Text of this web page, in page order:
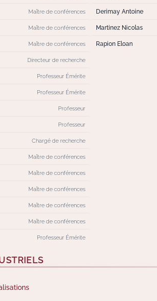
Maître de conférences
Maître de conférences
Maître de conférences
Directeur de recherche
Professeur Émérite
Professeur Émérite
Professeur
Professeur
Chargé de recherche
Maître de conférences
Maître de conférences
Maître de conférences
Maître de conférences
Maître de conférences
Professeur Émérite
Derimay Antoine
Martinez Nicolas
Rapion Eloan